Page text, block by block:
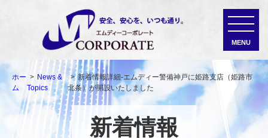
ホー
ム
News &
Topics
新着情報詳細-エムディー警備神戸に姫路支店（姫路市
北条）が開設いたしました
新着情報